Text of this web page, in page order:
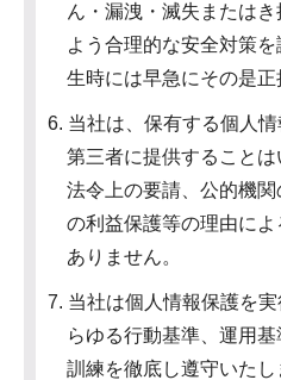
ん・漏洩・滅失または
よう合理的な安全対策
生時には早急にその是正
6. 当社は、保有する個人
第三者に提供することは
法令上の要請、公的機
の利益保護等の理由に
ありません。
7. 当社は個人情報保護を
らゆる行動基準、運用
訓練を徹底し遵守いたし